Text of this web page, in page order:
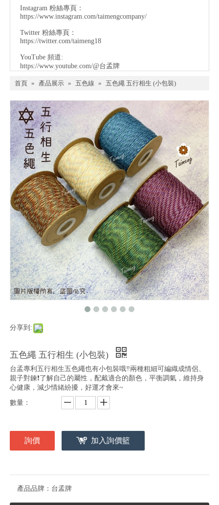
Instagram 粉絲專頁：
https://www.instagram.com/taimengcompany/
Twitter 粉絲專頁：
https://twitter.com/taimeng18
YouTube 頻道:
https://www.youtube.com/@台孟牌
首頁 » 產品展示 » 五色線 » 五色繩 五行相生 (小包裝)
分享到:
五色繩 五行相生 (小包裝)
台孟專利五行相生五色繩也有小包裝哦‼️兩種粗細可編織成情侶、
親子對鍊❗️了解自己的屬性，配戴適合的顏色，平衡調氣，維持身
心健康，減少情緒紛擾，好運才會來~
數量：
詢價 加入詢價籃
產品品牌： 台孟牌